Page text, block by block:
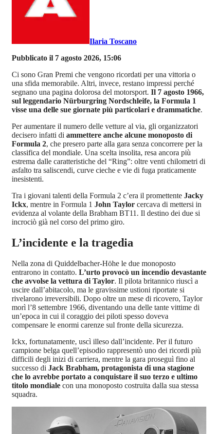
Ilaria Toscano
Pubblicato il 7 agosto 2026, 15:06
Ci sono Gran Premi che vengono ricordati per una vittoria o
una sfida memorabile. Altri, invece, restano impressi perché
segnano una pagina dolorosa del motorsport. Il 7 agosto 1966,
sul leggendario Nürburgring Nordschleife, la Formula 1
visse una delle sue giornate più particolari e drammatiche.
Per aumentare il numero delle vetture al via, gli organizzatori
decisero infatti di ammettere anche alcune monoposto di
Formula 2, che presero parte alla gara senza concorrere per la
classifica del mondiale. Una scelta insolita, resa ancora più
estrema dalle caratteristiche del “Ring”: oltre venti chilometri di
asfalto tra saliscendi, curve cieche e vie di fuga praticamente
inesistenti.
Tra i giovani talenti della Formula 2 c’era il promettente Jacky
Ickx, mentre in Formula 1 John Taylor cercava di mettersi in
evidenza al volante della Brabham BT11. Il destino dei due si
incrociò già nel corso del primo giro.
L’incidente e la tragedia
Nella zona di Quiddelbacher-Höhe le due monoposto
entrarono in contatto. L’urto provocò un incendio devastante
che avvolse la vettura di Taylor. Il pilota britannico riuscì a
uscire dall’abitacolo, ma le gravissime ustioni riportate si
rivelarono irreversibili. Dopo oltre un mese di ricovero, Taylor
morì l’8 settembre 1966, diventando una delle tante vittime di
un’epoca in cui il coraggio dei piloti spesso doveva
compensare le enormi carenze sul fronte della sicurezza.
Ickx, fortunatamente, uscì illeso dall’incidente. Per il futuro
campione belga quell’episodio rappresentò uno dei ricordi più
difficili degli inizi di carriera, mentre la gara proseguì fino al
successo di Jack Brabham, protagonista di una stagione
che lo avrebbe portato a conquistare il suo terzo e ultimo
titolo mondiale con una monoposto costruita dalla sua stessa
squadra.